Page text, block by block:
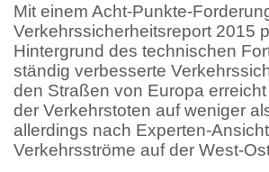
Mit einem Acht-Punkte-
Verkehrssicherheitsreport 2015
Hintergrund des technischen
ständig verbesserte
den Straßen von Europa
der Verkehrstoten auf weniger
allerdings nach Experten-
Verkehrsströme auf der West-